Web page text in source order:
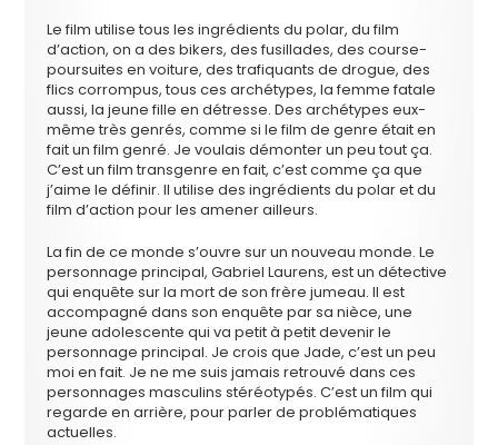
Le film utilise tous les ingrédients du polar, du film
d’action, on a des bikers, des fusillades, des course-
poursuites en voiture, des trafiquants de drogue, des
flics corrompus, tous ces archétypes, la femme fatale
aussi, la jeune fille en détresse. Des archétypes eux-
même très genrés, comme si le film de genre était en
fait un film genré. Je voulais démonter un peu tout ça.
C’est un film transgenre en fait, c’est comme ça que
j’aime le définir. Il utilise des ingrédients du polar et du
film d’action pour les amener ailleurs.
La fin de ce monde s’ouvre sur un nouveau monde. Le
personnage principal, Gabriel Laurens, est un détective
qui enquête sur la mort de son frère jumeau. Il est
accompagné dans son enquête par sa nièce, une
jeune adolescente qui va petit à petit devenir le
personnage principal. Je crois que Jade, c’est un peu
moi en fait. Je ne me suis jamais retrouvé dans ces
personnages masculins stéréotypés. C’est un film qui
regarde en arrière, pour parler de problématiques
actuelles.